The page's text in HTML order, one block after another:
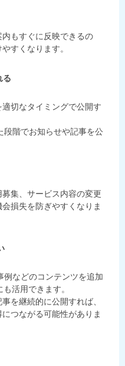
もすぐに反映できるの
すくなります。
る
切なタイミングで公開す
段階でお知らせや記事を公
集、サービス内容の変更
損失を防ぎやすくなりま
例などのコンテンツを追加
活用できます。
を継続的に公開すれば、
つながる可能性がありま